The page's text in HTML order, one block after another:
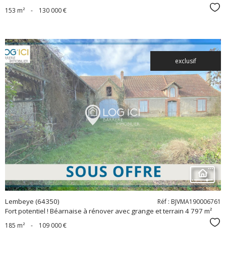
153 m² - 130 000 €
exclusif
voir le
bien
Lembeye (64350)
Fort potentiel ! Béarnaise à rénover avec grange et terrain 4 797 m²
Réf : BJVMA190006761
185 m² - 109 000 €